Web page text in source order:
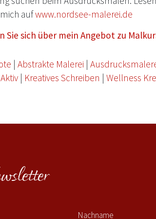
aufwww.nordsee-malerei.de
Sie sich über mein Angebot zu
| Abstrakte Malerei |
| Kreatives Schreiben | Wellness
Nachname